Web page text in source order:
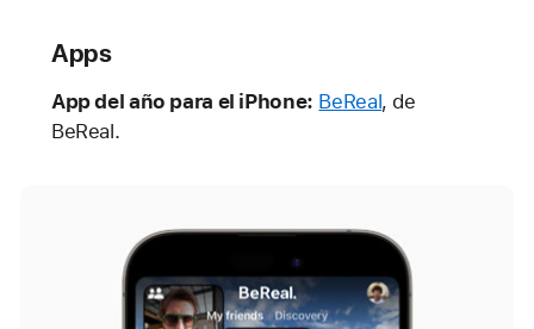
Apps
App del año para el iPhone: BeReal, de
BeReal.